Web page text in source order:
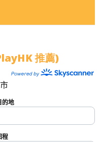
推薦)